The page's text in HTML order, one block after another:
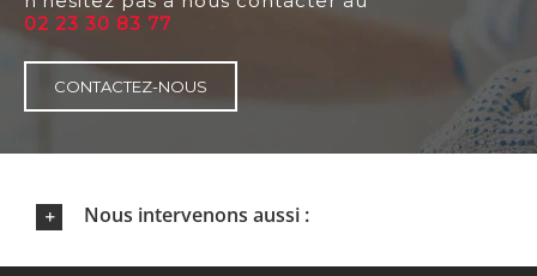
02 23 30 83 77
CONTACTEZ-NOUS
Nous intervenons aussi :